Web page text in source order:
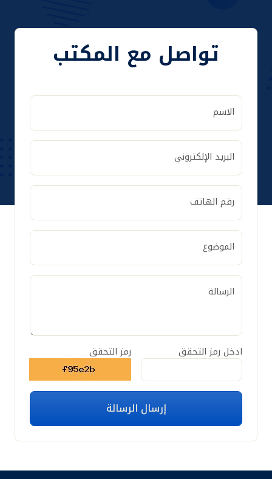
تواصل مع المكتب
الاسم
البريد الإلكتروني
رقم الهاتف
الموضوع
الرسالة
ادخل رمز التحقق رمز التحقق
إرسال الرسالة